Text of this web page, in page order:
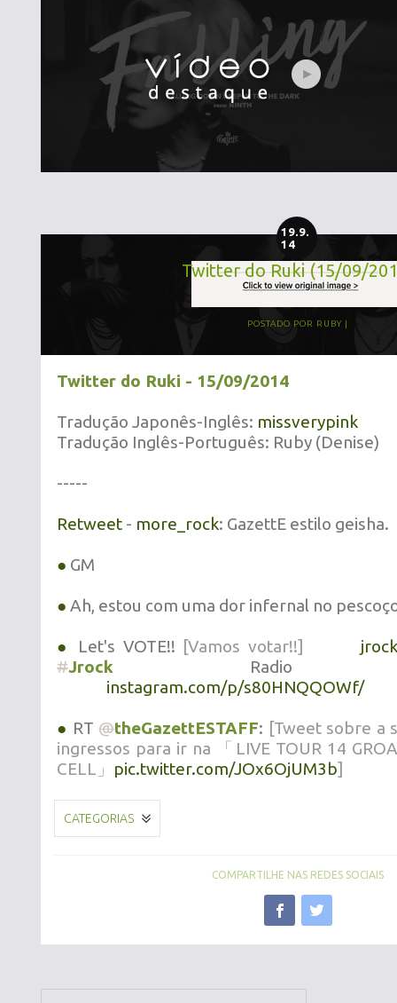
19.9.
14
Twitter do Ruki (15/09/
POSTADO POR RUBY
Twitter do Ruki - 15/09/2014
Tradução Japonês-Inglês: missverypink
Tradução Inglês-Português: Ruby (Denise)
-----
Retweet - more_rock: GazettE estilo geisha.
● GM
● Ah, estou com uma dor infernal no
● Let's VOTE!! [Vamos votar!!]
#Jrock Radio
instagram.com/p/s80HNQQOWf/
● RT@theGazettESTAFF: [Tweet sobre a
ingressos para ir na 「LIVE TOUR 14
CELL」 pic.twitter.com/JOx6OjUM3b]
CATEGORIAS
COMPARTILHE NAS REDES SOCIAIS